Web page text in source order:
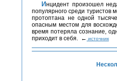
Инцидент произошел недалеко от Великих водопадов у реки Потомак —
популярного среди туристов
протоптана не одной
опасным местом для
время потеряла сознание,
приходит в себя. ← источник